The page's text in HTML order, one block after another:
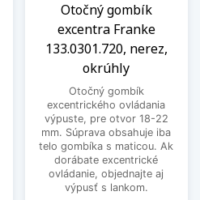
Otočný gombík
excentra Franke
133.0301.720, nerez,
okrúhly
Otočný gombík
excentrického ovládania
výpuste, pre otvor 18-22
mm. Súprava obsahuje iba
telo gombíka s maticou. Ak
dorábate excentrické
ovládanie, objednajte aj
výpusť s lankom.